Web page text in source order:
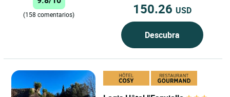
(158 comentarios) 150.26 USD
Descubra